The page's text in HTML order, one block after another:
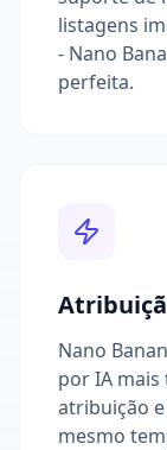
listagens
- Nano
perfeita.
Nano
por IA
atribuição
mesmo